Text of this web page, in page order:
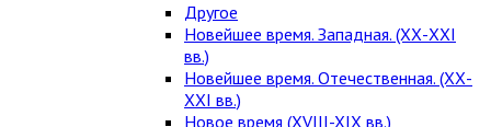
Другое
Новейшее время. Западная. (ХХ-ХХI
вв.)
Новейшее время. Отечественная. (ХХ-
ХХI вв.)
Новое время (XVIII-XIX вв.)